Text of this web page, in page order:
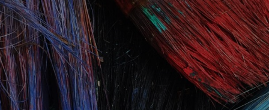
Für Unternehmen
Kompass für Personaler
News rund um den Arbeitsplatz
Über AKZENT
AKZENT-Shop
Für unsere größten Fans
Merkzettel 2